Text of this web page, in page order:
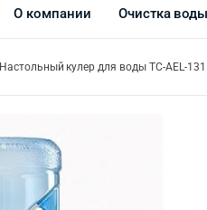
О компании Очистка
Настольный кулер для воды TC-AEL-131